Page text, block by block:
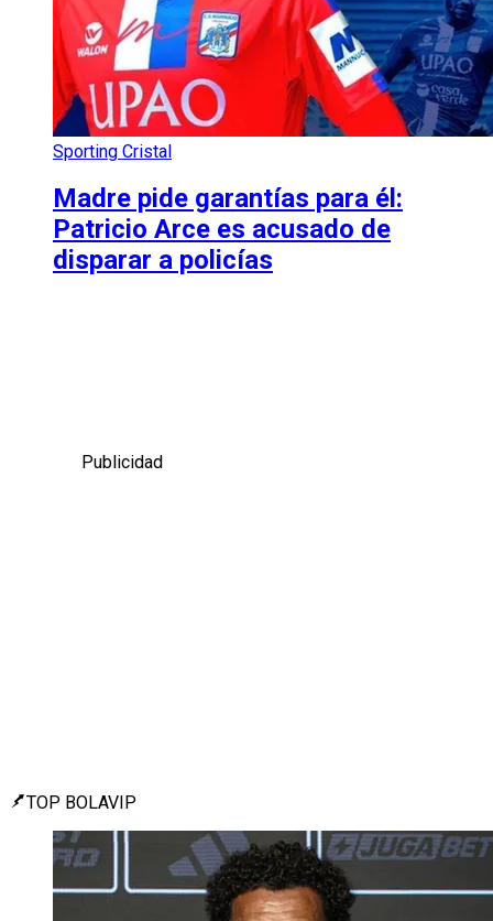
Sporting Cristal
Madre pide garantías para él:
Patricio Arce es acusado de
disparar a policías
Publicidad
TOP BOLAVIP